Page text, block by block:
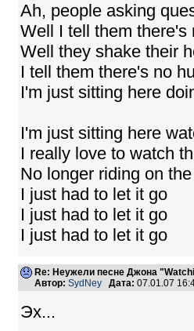
Ah, people asking
Well I tell them
Well they shake their
I tell them there's no
I'm just sitting here
I'm just sitting here
I really love to watch
No longer riding on
I just had to let it go
I just had to let it go
I just had to let it go
Re: Неужели песне Джона
Автор: SydNey Дата: 07.01.07
Эх...